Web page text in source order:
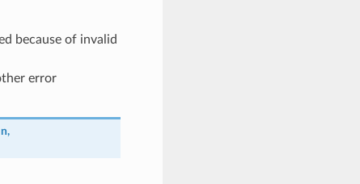
because of invalid
error
n,